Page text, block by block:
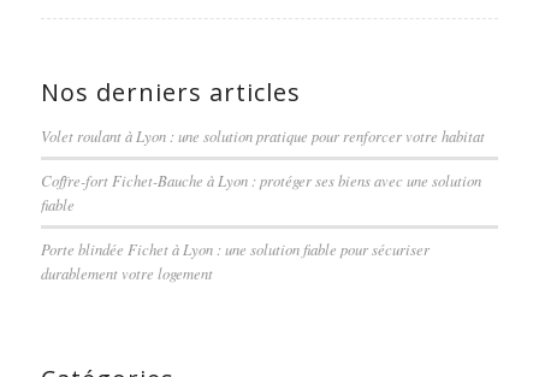
Nos derniers articles
Volet roulant à Lyon : une solution pratique pour renforcer votre habitat
Coffre-fort Fichet-Bauche à Lyon : protéger ses biens avec une solution
fiable
Porte blindée Fichet à Lyon : une solution fiable pour sécuriser
durablement votre logement